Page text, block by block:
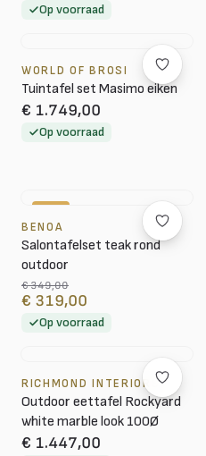
Op voorraad
WORLD OF BROSI
Tuintafel set Masimo eiken
€ 1.749,00
Op voorraad
BENOA
Salontafelset teak rond
outdoor
€ 349,00
€ 319,00
Op voorraad
RICHMOND INTERIORS
Outdoor eettafel Rockyard
white marble look 100Ø
€ 1.447,00